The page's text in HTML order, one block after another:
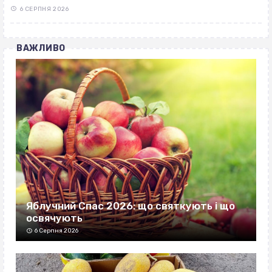
6 СЕРПНЯ 2026
ВАЖЛИВО
Яблучний Спас 2026: що святкують і що
освячують
6 Серпня 2026